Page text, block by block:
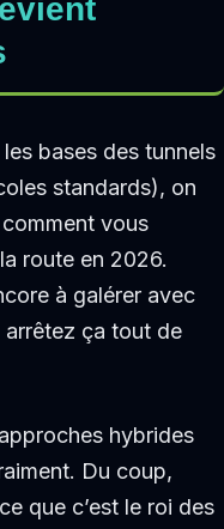
bases des tunnels
standards), on
vous
route en 2026.
à galérer avec
ça tout de
hybrides
Du coup,
que c’est le roi des